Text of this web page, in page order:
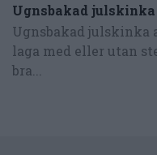
Ugnsbakad julskinka
Ugnsbakad julskinka
laga med eller utan
bra...